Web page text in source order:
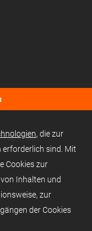
, die zur
sind. Mit
Cookies zur
Inhalten und
zur
der Cookies